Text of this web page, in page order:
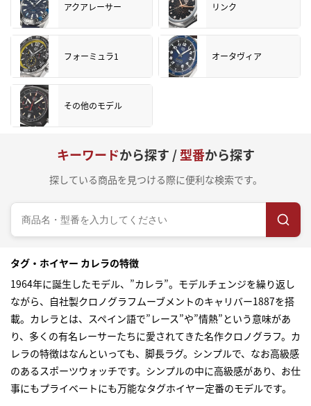
アクアレーサー リンク
フォーミュラ1 オータヴィア
その他のモデル
キーワードから探す /型番から探す
探している商品を見つける際に便利な検索です。
タグ・ホイヤー カレラの特徴
1964年に誕生したモデル、”カレラ”。モデルチェンジを繰り返し
ながら、自社製クロノグラフムーブメントのキャリバー1887を搭
載。カレラとは、スペイン語で”レース”や”情熱”という意味があ
り、多くの有名レーサーたちに愛されてきた名作クロノグラフ。カ
レラの特徴はなんといっても、脚長ラグ。シンプルで、なお高級感
のあるスポーツウォッチです。シンプルの中に高級感があり、お仕
事にもプライベートにも万能なタグホイヤー定番のモデルです。